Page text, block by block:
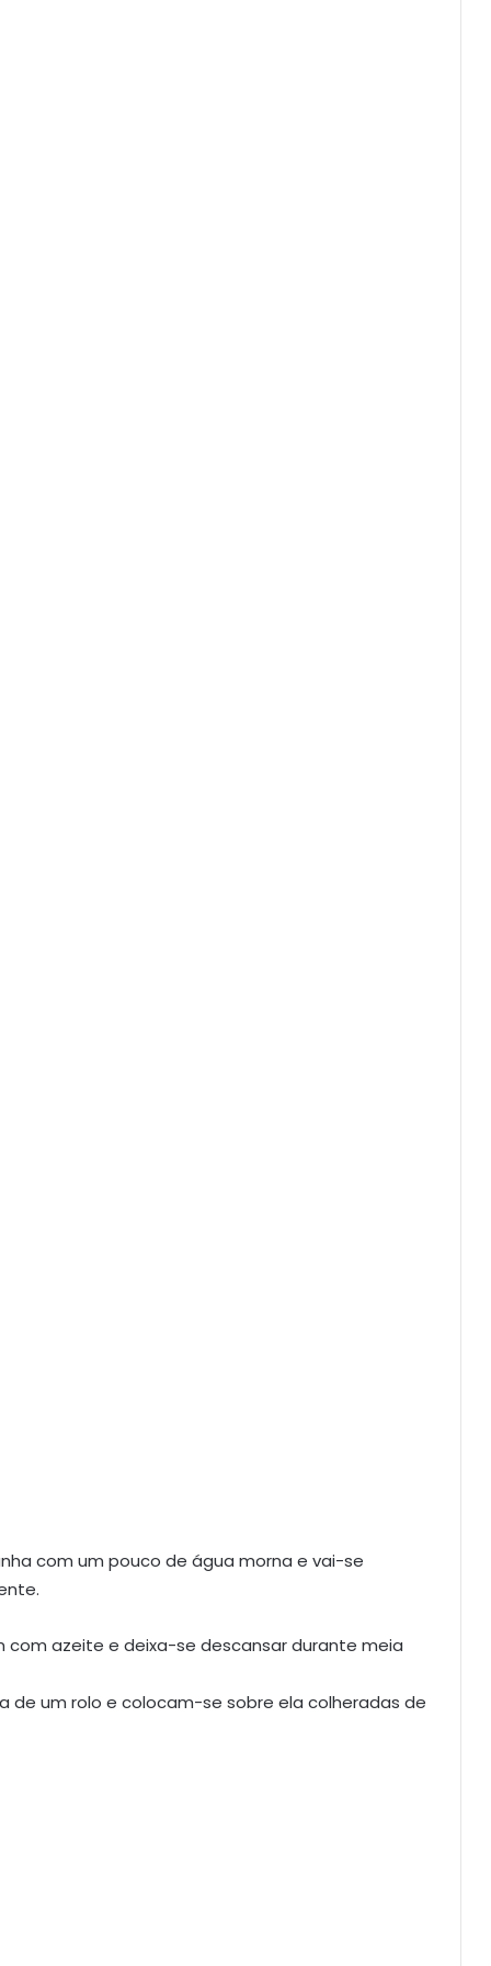
com um pouco de água morna e vai-se
azeite e deixa-se descansar durante meia
de um rolo e colocam-se sobre ela colheradas de